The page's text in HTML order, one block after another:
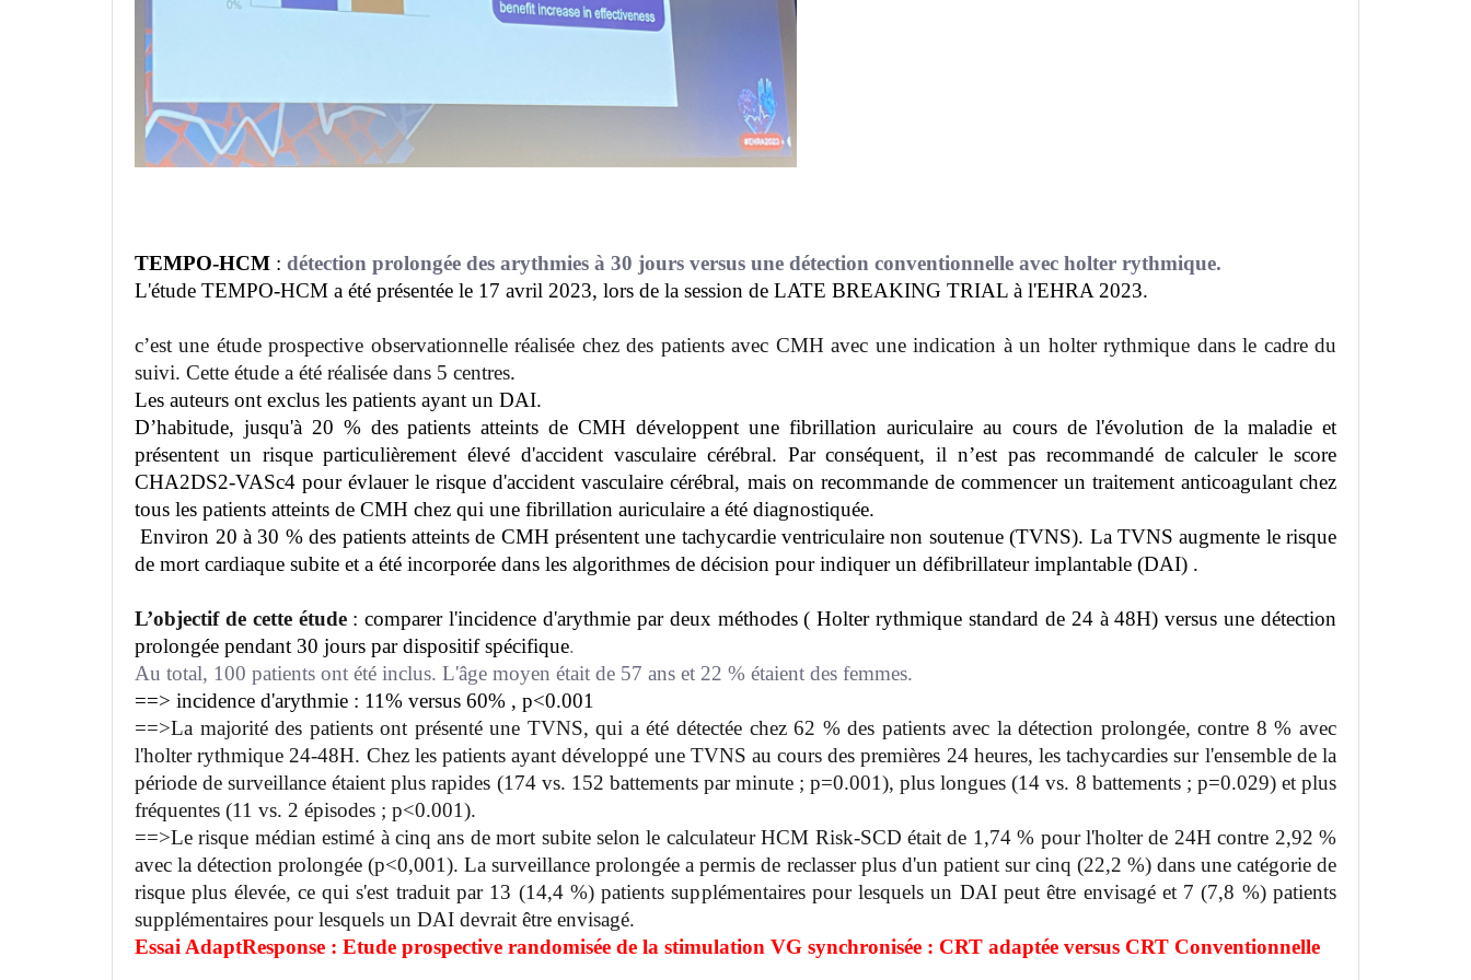
TEMPO-HCM : détection prolongée des arythmies à 30 jours versus une détection conventionnelle avec holter rythmique.
L'étude TEMPO-HCM a été présentée le 17 avril 2023, lors de la session de LATE BREAKING TRIAL à l'EHRA 2023.
c’est une étude prospective observationnelle réalisée chez des patients avec CMH avec une indication à un holter rythmique dans le cadre du
suivi. Cette étude a été réalisée dans 5 centres.
Les auteurs ont exclus les patients ayant un DAI.
D’habitude, jusqu'à 20 % des patients atteints de CMH développent une fibrillation auriculaire au cours de l'évolution de la maladie et
présentent un risque particulièrement élevé d'accident vasculaire cérébral. Par conséquent, il n’est pas recommandé de calculer le score
CHA2DS2-VASc4 pour évlauer le risque d'accident vasculaire cérébral, mais on recommande de commencer un traitement anticoagulant chez
tous les patients atteints de CMH chez qui une fibrillation auriculaire a été diagnostiquée.
Environ 20 à 30 % des patients atteints de CMH présentent une tachycardie ventriculaire non soutenue (TVNS). La TVNS augmente le risque
de mort cardiaque subite et a été incorporée dans les algorithmes de décision pour indiquer un défibrillateur implantable (DAI) .
L’objectif de cette étude: comparer l'incidence d'arythmie par deux méthodes ( Holter rythmique standard de 24 à 48H) versus une détection
prolongée pendant 30 jours par dispositif spécifique.
Au total, 100 patients ont été inclus. L'âge moyen était de 57 ans et 22 % étaient des femmes.
==> incidence d'arythmie : 11% versus 60% , p<0.001
==>La majorité des patients ont présenté une TVNS, qui a été détectée chez 62 % des patients avec la détection prolongée, contre 8 % avec
l'holter rythmique 24-48H. Chez les patients ayant développé une TVNS au cours des premières 24 heures, les tachycardies sur l'ensemble de la
période de surveillance étaient plus rapides (174 vs. 152 battements par minute ; p=0.001), plus longues (14 vs. 8 battements ; p=0.029) et plus
fréquentes (11 vs. 2 épisodes ; p<0.001).
==>Le risque médian estimé à cinq ans de mort subite selon le calculateur HCM Risk-SCD était de 1,74 % pour l'holter de 24H contre 2,92 %
avec la détection prolongée (p<0,001). La surveillance prolongée a permis de reclasser plus d'un patient sur cinq (22,2 %) dans une catégorie de
risque plus élevée, ce qui s'est traduit par 13 (14,4 %) patients supplémentaires pour lesquels un DAI peut être envisagé et 7 (7,8 %) patients
supplémentaires pour lesquels un DAI devrait être envisagé.
Essai AdaptResponse : Etude prospective randomisée de la stimulation VG synchronisée : CRT adaptée versus CRT Conventionnelle